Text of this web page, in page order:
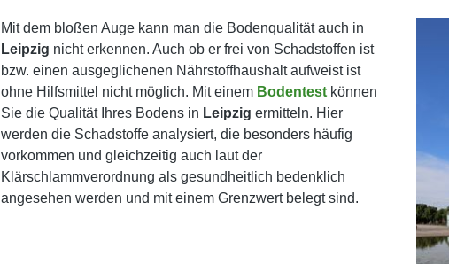
Mit dem bloßen Auge kann man die Bodenqualität auch in
Leipzig nicht erkennen. Auch ob er frei von Schadstoffen ist
bzw. einen ausgeglichenen Nährstoffhaushalt aufweist ist
ohne Hilfsmittel nicht möglich. Mit einem Bodentest können
Sie die Qualität Ihres Bodens in Leipzig ermitteln. Hier
werden die Schadstoffe analysiert, die besonders häufig
vorkommen und gleichzeitig auch laut der
Klärschlammverordnung als gesundheitlich bedenklich
angesehen werden und mit einem Grenzwert belegt sind.